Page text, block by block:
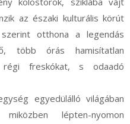
az északi kulturális körút
otthona a legendás
több órás hamisítatlan
régi freskókat, s odaadó
egyedülálló világában
lépten-nyomon